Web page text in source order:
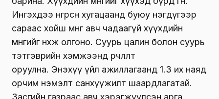
Ингэхдээ өнгөрсөн хугацаанд буюу нэгдүгээр
сараас хойш мөнгөө авч чадаагүй хүүхдийн
мөнгийг нөхөж олгоно. Суурь цалин болон суурь
тэтгэврийн хэмжээнд өөрчлөлт
оруулна. Энэхүү үйл ажиллагаанд 1.3 их наяд
орчим нэмэлт санхүүжилт шаардлагатай.
Засгийн газраас авч хэрэгжүүлсэн арга